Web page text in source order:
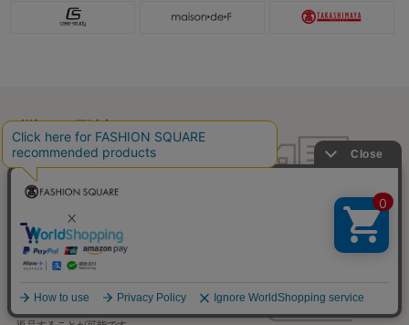
税込5,000円以上で
送料無料
税込5,000円未満で
全国一律715円
返品OK
一部商品を除き、